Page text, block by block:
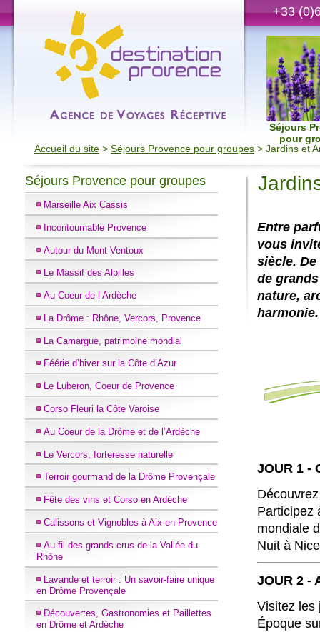
+33
Séjours
pour
Accueil du site > Séjours Provence pour groupes > Jardins et
Séjours Provence pour groupes
Marseille Aix Cassis
Incontournable Provence
Autour du Mont Ventoux
Le Massif des Alpilles
Au Coeur de l’Ardèche
La Drôme : Rhône, Vercors, Provence
La Camargue, patrimoine mondial
Féérie d’hiver sur la Côte d’Azur
Le Luberon, Coeur de Provence
Corso Fleuri la Côte Varoise
Au Coeur de la Drôme et de l’Ardèche
Le Vercors, forteresse naturelle
Terroir gourmand de la Drôme Provençale
Fête des vins et Corso en Ardèche
Calissons et Vignobles à Aix-en-Provence
Au fil des grands crus de la Vallée du
Rhône
Lavande et terroir : Un savoir-faire unique
en Drôme Provençale
Découvertes, Gastronomies et Paillettes
en Drôme et Ardèche
Entre
vous
siècle.
de
nature,
harmonie.
JOUR 1 -
Participez
mondiale
Nuit à
JOUR 2 -
Visitez les
Époque